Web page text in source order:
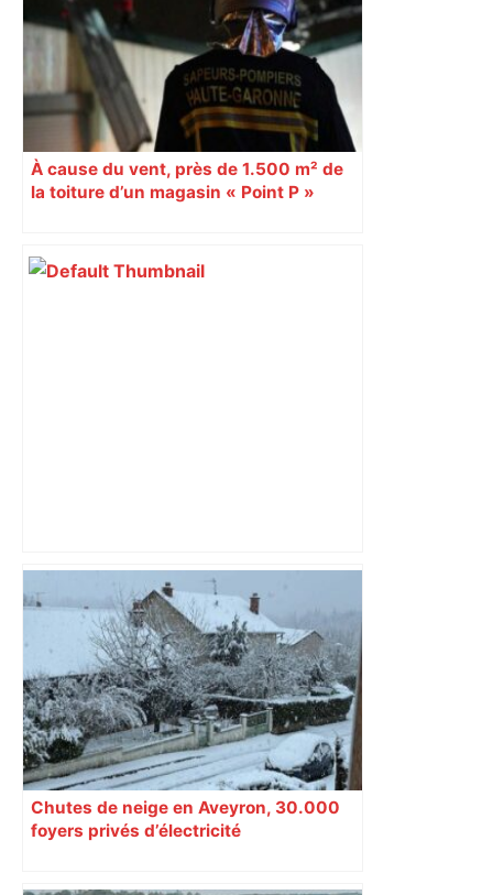
l’escalade qui espère dépasser le mur
d’indifférence des quartiers populaires.
Reportage
À cause du vent, près de 1.500 m² de
la toiture d’un magasin « Point P »
Toulouse : Mariée depuis 1982, une
femme handicapée découvre l’horreur
que son mari lui infligeait la nuit –
ladepeche.fr
Chutes de neige en Aveyron, 30.000
foyers privés d’électricité